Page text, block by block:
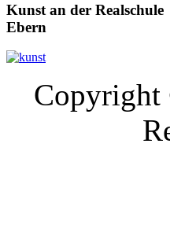
Kunst an der Realschule
Ebern
Copyright